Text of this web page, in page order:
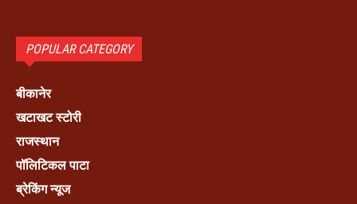
POPULAR CATEGORY
बीकानेर
खटाखट स्टोरी
राजस्थान
पॉलिटिकल पाटा
ब्रेकिंग न्यूज